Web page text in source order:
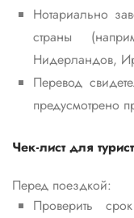
Нотариально
страны
Нидерландов,
Перевод
предусмотрено
Чек‑лист для
Перед поездкой:
Проверить